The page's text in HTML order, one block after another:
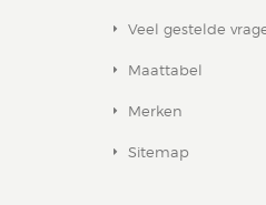
Veel gestelde
Maattabel
Merken
Sitemap